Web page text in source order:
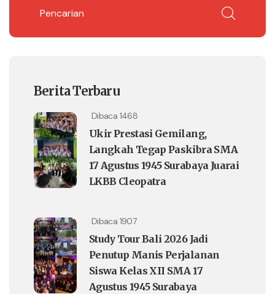
Berita Terbaru
Dibaca 1468
Ukir Prestasi Gemilang,
Langkah Tegap Paskibra SMA
17 Agustus 1945 Surabaya Juarai
LKBB Cleopatra
Dibaca 1907
Study Tour Bali 2026 Jadi
Penutup Manis Perjalanan
Siswa Kelas XII SMA 17
Agustus 1945 Surabaya